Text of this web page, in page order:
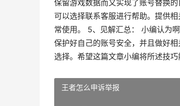
保留游戏数据而又实现了账号替换
可以选择联系客服进行帮助。提供
常使用。 5、见解汇总： 小编认为
保护好自己的账号安全，并且做好
选择。希望这篇文章小编将所述技
王者怎么申诉举报